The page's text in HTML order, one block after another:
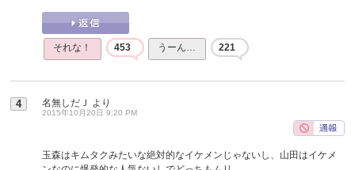
それな！ 453 うーん… 221
4 名無しだＪ より
2015年10月20日 9:20 PM
玉森はキムタクみたいな絶対的なイケメンじゃないし、山田はイケメ